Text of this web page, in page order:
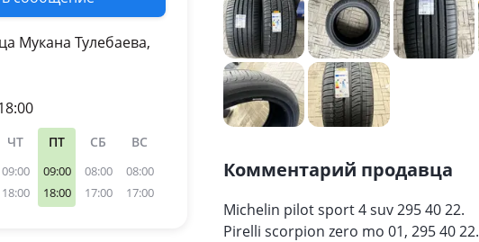
Мукана Тулебаева,
ЧТ
09:00
18:00
ПТ
09:00
18:00
СБ
08:00
17:00
ВС
08:00
17:00
Комментарий продавца
Michelin pilot sport 4 suv 295 40 22.
Pirelli scorpion zero mo 01, 295 40 22.